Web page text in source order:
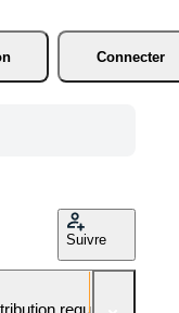
Connecter
Suivre
requise